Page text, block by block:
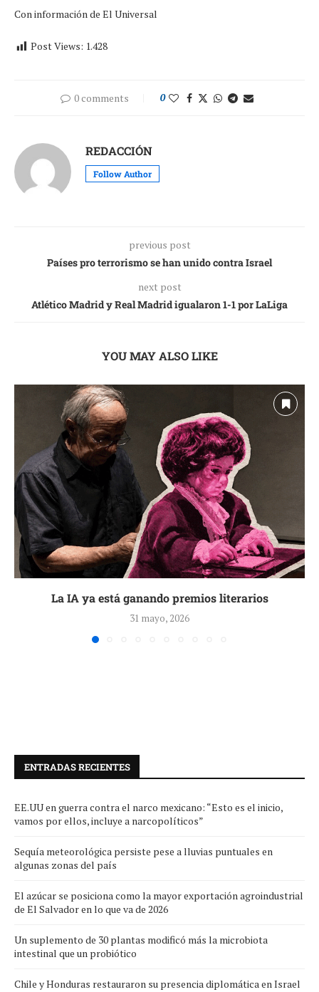
Con información de El Universal
Post Views: 1.428
0 comments 0
REDACCIÓN
Follow Author
previous post
Países pro terrorismo se han unido contra Israel
next post
Atlético Madrid y Real Madrid igualaron 1-1 por LaLiga
YOU MAY ALSO LIKE
La IA ya está ganando premios literarios
31 mayo, 2026
ENTRADAS RECIENTES
EE.UU en guerra contra el narco mexicano: “Esto es el inicio,
vamos por ellos, incluye a narcopolíticos”
Sequía meteorológica persiste pese a lluvias puntuales en
algunas zonas del país
El azúcar se posiciona como la mayor exportación agroindustrial
de El Salvador en lo que va de 2026
Un suplemento de 30 plantas modificó más la microbiota
intestinal que un probiótico
Chile y Honduras restauraron su presencia diplomática en Israel